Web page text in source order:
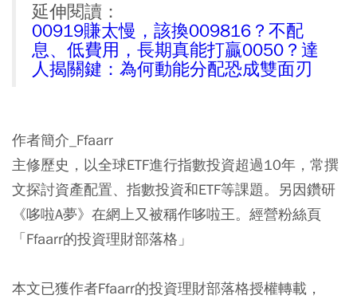
延伸閱讀：
00919賺太慢，該換009816？不配
息、低費用，長期真能打贏0050？達
人揭關鍵：為何動能分配恐成雙面刃
作者簡介_Ffaarr
主修歷史，以全球ETF進行指數投資超過10年，常撰
文探討資產配置、指數投資和ETF等課題。另因鑽研
《哆啦A夢》在網上又被稱作哆啦王。經營粉絲頁
「Ffaarr的投資理財部落格」
本文已獲作者Ffaarr的投資理財部落格授權轉載，